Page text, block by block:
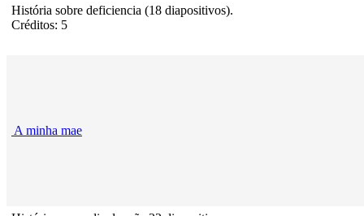
História sobre deficiencia (18 diapositivos).
Créditos: 5
A minha mae